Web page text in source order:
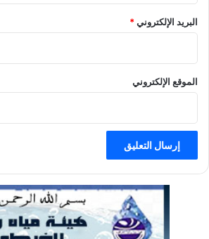
البريد الإلكتروني*
الموقع الإلكتروني